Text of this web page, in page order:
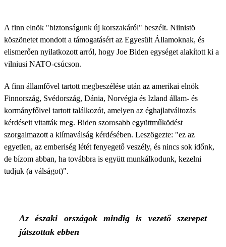
A finn elnök "biztonságunk új korszakáról" beszélt. Niinistö
köszönetet mondott a támogatásért az Egyesült Államoknak, és
elismerően nyilatkozott arról, hogy Joe Biden egységet alakított ki a
vilniusi NATO-csúcson.
A finn államfővel tartott megbeszélése után az amerikai elnök
Finnország, Svédország, Dánia, Norvégia és Izland állam- és
kormányfőivel tartott találkozót, amelyen az éghajlatváltozás
kérdéseit vitatták meg. Biden szorosabb együttműködést
szorgalmazott a klímaválság kérdésében. Leszögezte: "ez az
egyetlen, az emberiség létét fenyegető veszély, és nincs sok időnk,
de bízom abban, ha továbbra is együtt munkálkodunk, kezelni
tudjuk (a válságot)".
Az északi országok mindig is vezető szerepet
játszottak ebben